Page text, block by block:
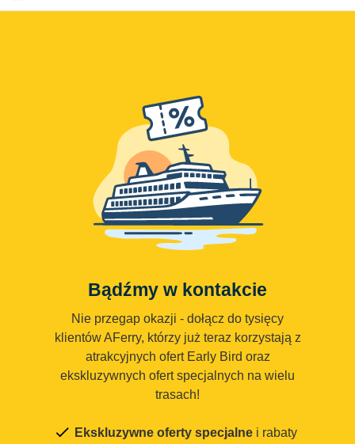
Bądźmy w kontakcie
Nie przegap okazji - dołącz do tysięcy
klientów AFerry, którzy już teraz korzystają z
atrakcyjnych ofert Early Bird oraz
ekskluzywnych ofert specjalnych na wielu
trasach!
Ekskluzywne oferty specjalne i rabaty